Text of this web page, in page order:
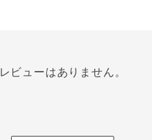
レビューはありません。